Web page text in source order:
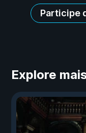
Participe
Explore